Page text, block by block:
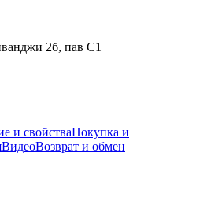
2б, пав С1
и свойстваПокупка и
ВидеоВозврат и обмен